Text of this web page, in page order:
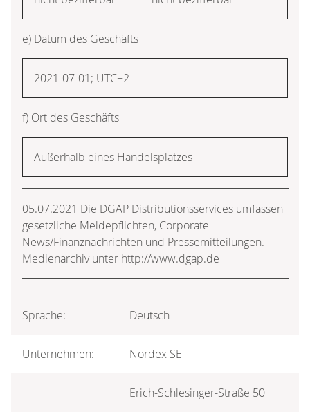
e) Datum des Geschäfts
2021-07-01; UTC+2
f) Ort des Geschäfts
Außerhalb eines Handelsplatzes
05.07.2021 Die DGAP Distributionsservices umfassen
gesetzliche Meldepflichten, Corporate
News/Finanznachrichten und Pressemitteilungen.
Medienarchiv unter http://www.dgap.de
Sprache: Deutsch
Unternehmen: Nordex SE
Erich-Schlesinger-Straße 50